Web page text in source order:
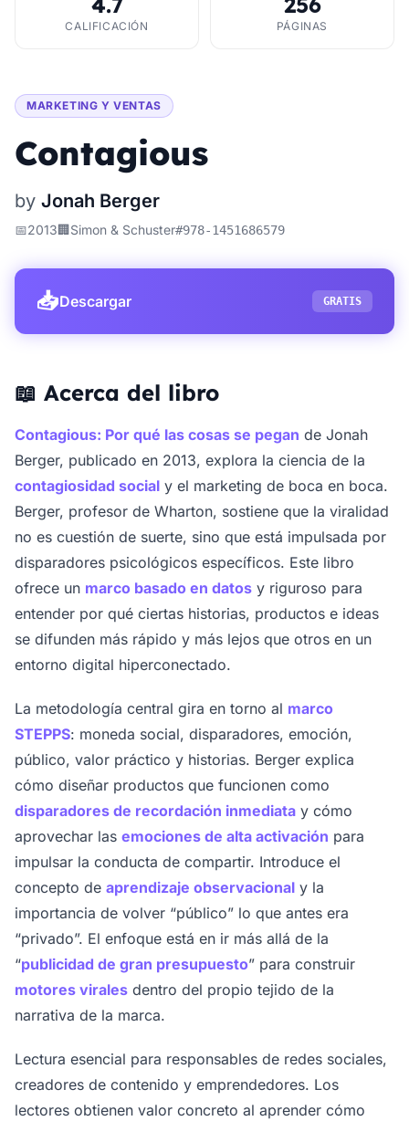
CALIFICACIÓN PÁGINAS
MARKETING Y VENTAS
Contagious
by Jonah Berger
📅2013🏢 Simon & Schuster#978-1451686579
📥Descargar GRATIS
📖 Acerca del libro
Contagious: Por qué las cosas se pegan de Jonah
Berger, publicado en 2013, explora la ciencia de la
contagiosidad social y el marketing de boca en boca.
Berger, profesor de Wharton, sostiene que la viralidad
no es cuestión de suerte, sino que está impulsada por
disparadores psicológicos específicos. Este libro
ofrece un marco basado en datos y riguroso para
entender por qué ciertas historias, productos e ideas
se difunden más rápido y más lejos que otros en un
entorno digital hiperconectado.
La metodología central gira en torno al marco
STEPPS: moneda social, disparadores, emoción,
público, valor práctico y historias. Berger explica
cómo diseñar productos que funcionen como
disparadores de recordación inmediata y cómo
aprovechar las emociones de alta activación para
impulsar la conducta de compartir. Introduce el
concepto de aprendizaje observacional y la
importancia de volver “público” lo que antes era
“privado”. El enfoque está en ir más allá de la
“publicidad de gran presupuesto” para construir
motores virales dentro del propio tejido de la
narrativa de la marca.
Lectura esencial para responsables de redes sociales,
creadores de contenido y emprendedores. Los
lectores obtienen valor concreto al aprender cómo